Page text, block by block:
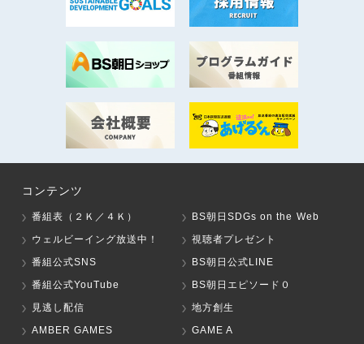
コンテンツ
番組表（２Ｋ／４Ｋ）
BS朝日SDGs on the Web
ウェルビーイング放送中！
視聴者プレゼント
番組公式SNS
BS朝日公式LINE
番組公式YouTube
BS朝日エピソード０
見逃し配信
地方創生
AMBER GAMES
GAME A